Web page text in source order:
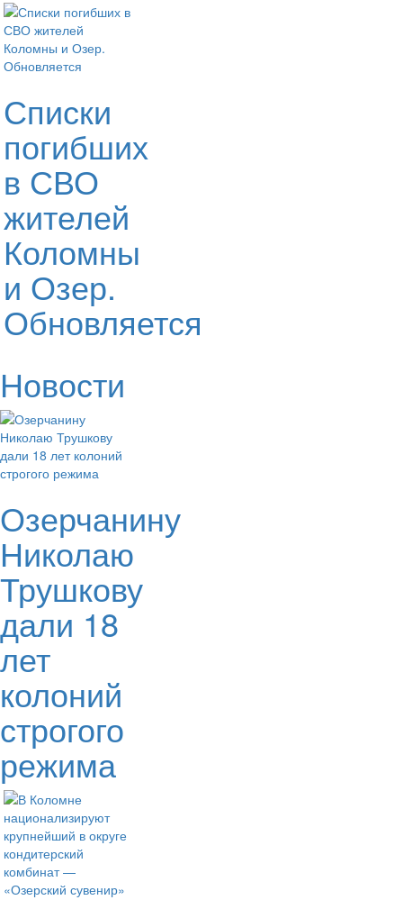
Списки
погибших
в СВО
жителей
Коломны
и Озер.
Обновляется
Новости
Озерчанину
Николаю
Трушкову
дали 18
лет
колоний
строгого
режима